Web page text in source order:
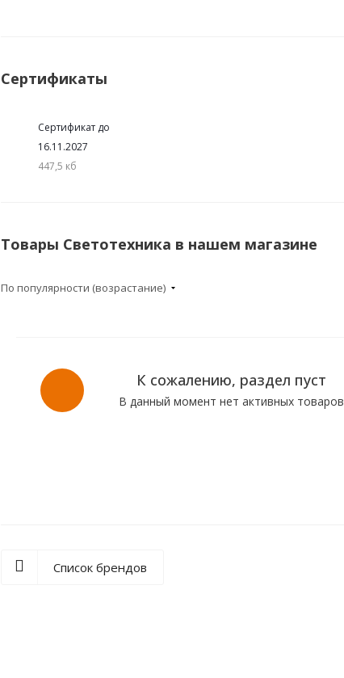
Сертификаты
Сертификат до
16.11.2027
447,5 кб
Товары Светотехника в нашем магазине
По популярности (возрастание)
К сожалению, раздел пуст
В данный момент нет активных товаров
Список брендов